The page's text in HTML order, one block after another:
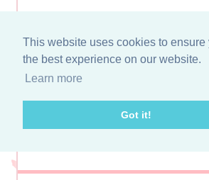
This website uses cookies to ensure
the best experience on our website.
Learn more
Got it!